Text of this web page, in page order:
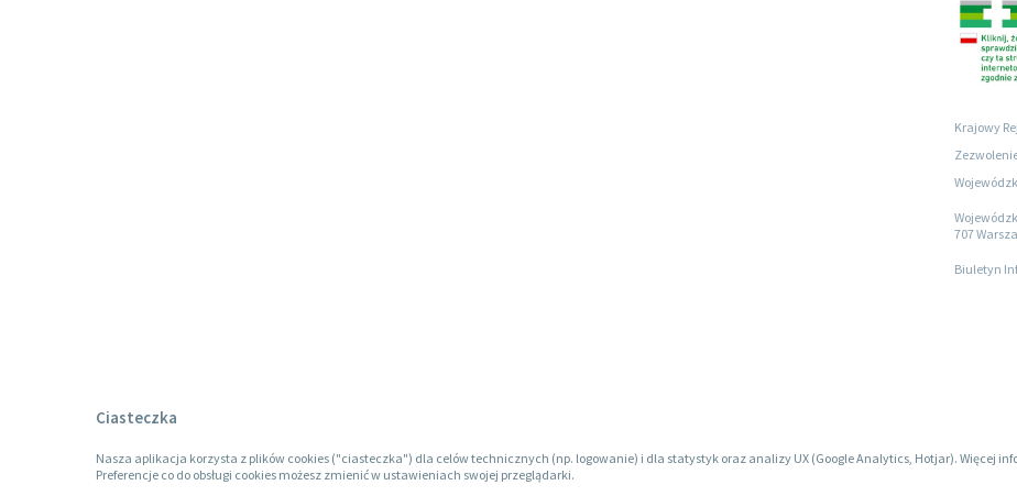
Krajowy
707
Biuletyn
Ciasteczka
Nasza aplikacja korzysta z plików cookies ("ciasteczka") dla celów technicznych (np. logowanie) i dla statystyk oraz analizy UX (Google Analytics, Hotjar). Więcej
Preferencje co do obsługi cookies możesz zmienić w ustawieniach swojej przeglądarki.